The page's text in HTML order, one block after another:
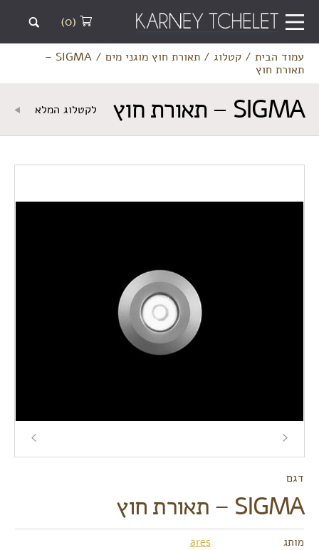
(0)
עמוד הבית/ קטלוג/ תאורת חוץ מוגני מים/
SIGMA –
תאורת חוץ
SIGMA – תאורת חוץ לקטלוג המלא
דגם
SIGMA – תאורת חוץ
מותג
ares